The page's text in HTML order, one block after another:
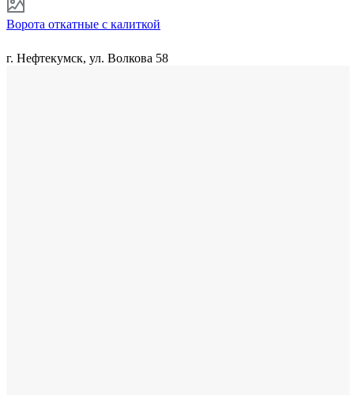
Ворота откатные с калиткой
г. Нефтекумск, ул. Волкова 58